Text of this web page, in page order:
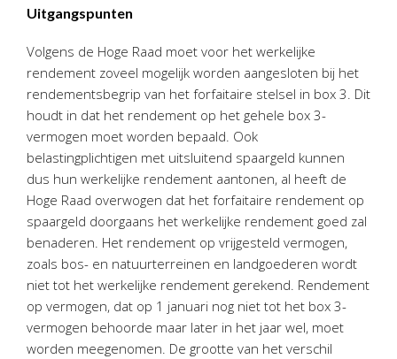
Contact
AvantiOnline
Twinfield – Boekhouden
BaseCone – Facturen
Visionplanner – Rapportage
Klantenportaal – Online dossiers
Online Salaris – Salarissen
Nextens-Accorderen aangiften
Uitgangspunten
Volgens de Hoge Raad moet voor het werkelijke
rendement zoveel mogelijk worden aangesloten bij het
rendementsbegrip van het forfaitaire stelsel in box 3. Dit
houdt in dat het rendement op het gehele box 3-
vermogen moet worden bepaald. Ook
belastingplichtigen met uitsluitend spaargeld kunnen
dus hun werkelijke rendement aantonen, al heeft de
Hoge Raad overwogen dat het forfaitaire rendement op
spaargeld doorgaans het werkelijke rendement goed zal
benaderen. Het rendement op vrijgesteld vermogen,
zoals bos- en natuurterreinen en landgoederen wordt
niet tot het werkelijke rendement gerekend. Rendement
op vermogen, dat op 1 januari nog niet tot het box 3-
vermogen behoorde maar later in het jaar wel, moet
worden meegenomen. De grootte van het verschil